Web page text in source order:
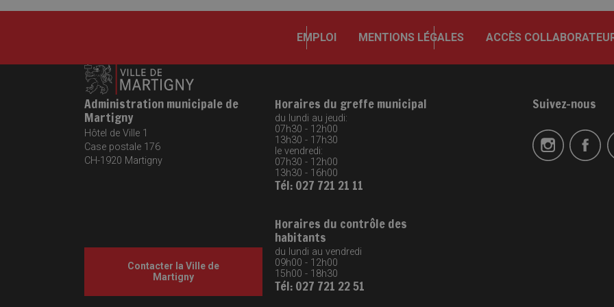
Administration municipale de
Martigny
Hôtel de Ville 1
Case postale 176
CH-1920 Martigny
Contacter la Ville de
Martigny
Horaires du greffe municipal
du lundi au jeudi:
07h30 - 12h00
13h30 - 17h30
le vendredi:
07h30 - 12h00
13h30 - 16h00
Tél: 027 721 21 11
Horaires du contrôle des
habitants
du lundi au vendredi
09h00 - 12h00
15h00 - 18h30
Tél: 027 721 22 51
EMPLOI MENTIONS LÉGALES ACCÈS
Suivez-nous